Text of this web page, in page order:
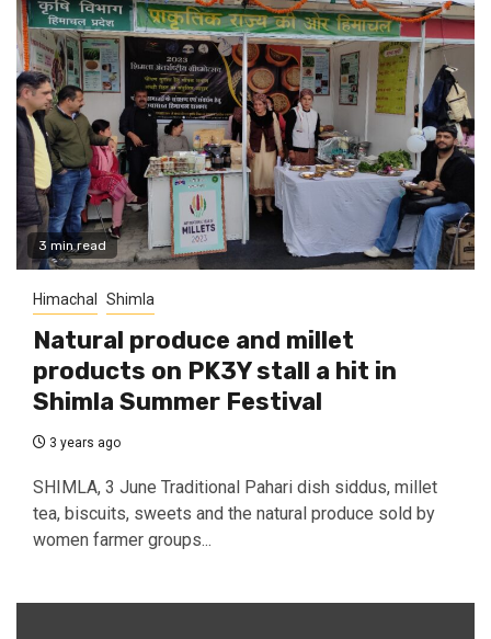
3 min read
Himachal Shimla
Natural produce and millet
products on PK3Y stall a hit in
Shimla Summer Festival
3 years ago
SHIMLA, 3 June Traditional Pahari dish siddus, millet
tea, biscuits, sweets and the natural produce sold by
women farmer groups...